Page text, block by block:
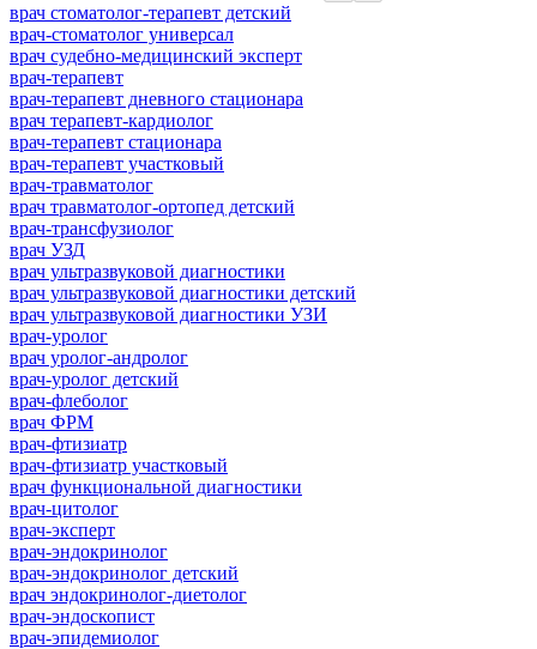
врач стоматолог-терапевт детский
врач-стоматолог универсал
врач судебно-медицинский эксперт
врач-терапевт
врач-терапевт дневного стационара
врач терапевт-кардиолог
врач-терапевт стационара
врач-терапевт участковый
врач-травматолог
врач травматолог-ортопед детский
врач-трансфузиолог
врач УЗД
врач ультразвуковой диагностики
врач ультразвуковой диагностики детский
врач ультразвуковой диагностики УЗИ
врач-уролог
врач уролог-андролог
врач-уролог детский
врач-флеболог
врач ФРМ
врач-фтизиатр
врач-фтизиатр участковый
врач функциональной диагностики
врач-цитолог
врач-эксперт
врач-эндокринолог
врач-эндокринолог детский
врач эндокринолог-диетолог
врач-эндоскопист
врач-эпидемиолог